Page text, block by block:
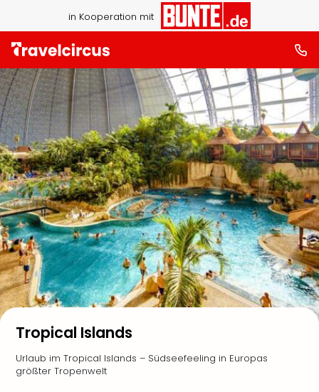
in Kooperation mit
Tropical Islands
Urlaub im Tropical Islands – Südseefeeling in Europas
größter Tropenwelt